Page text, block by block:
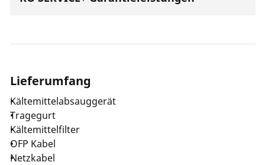
Lieferumfang
Kältemittelabsauggerät
Tragegurt
Kältemittelfilter
OFP Kabel
Netzkabel